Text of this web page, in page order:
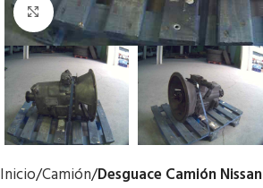
Click to enlarge
Inicio Camión Desguace Camión Nissan